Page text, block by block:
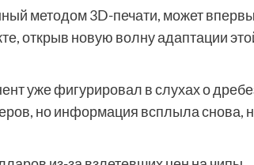
методом 3D-печати, может
открыв новую волну адаптации
уже фигурировал в слухах о
но информация всплыла снова,